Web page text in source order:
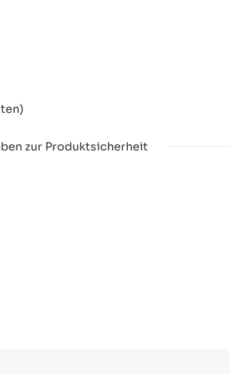
zur Produktsicherheit